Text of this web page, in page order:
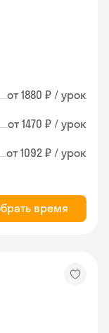
от 1880 ₽ / урок
от 1470 ₽ / урок
от 1092 ₽ / урок
время